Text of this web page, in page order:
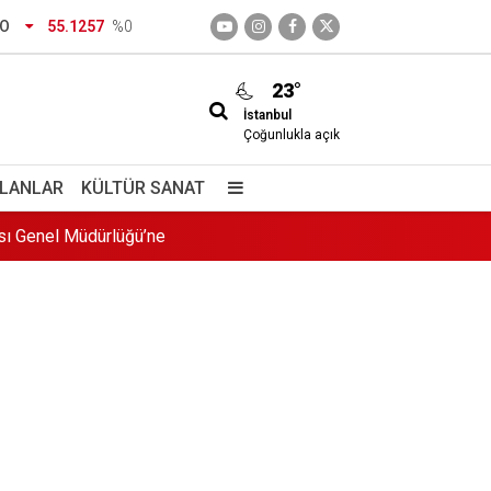
55.1257 %0
23°
İstanbul
Çoğunlukla açık
KÜLTÜR SANAT
Genel Müdürlüğü’ne
geldi